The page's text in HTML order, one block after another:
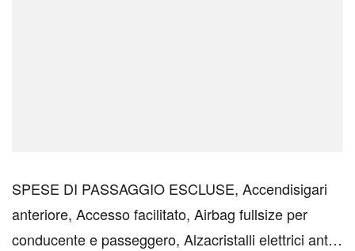
SPESE DI PASSAGGIO ESCLUSE, Accendisigari
anteriore, Accesso facilitato, Airbag fullsize per
conducente e passeggero, Alzacristalli elettrici ant.